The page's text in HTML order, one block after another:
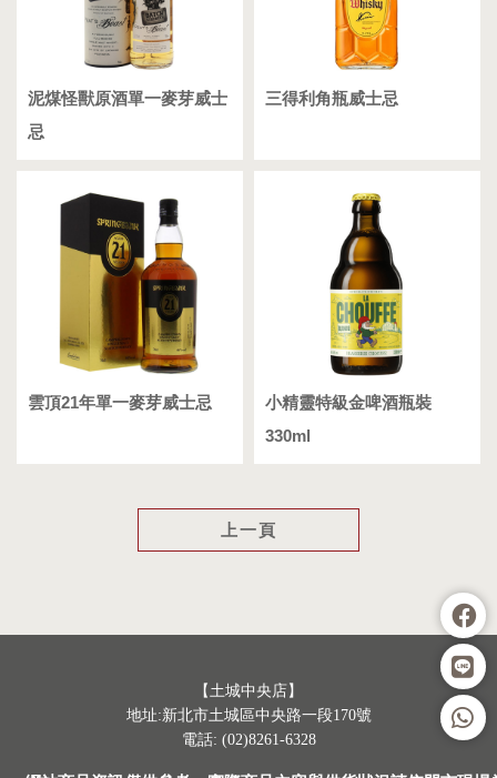
泥煤怪獸原酒單一麥芽威士
忌
三得利角瓶威士忌
雲頂21年單一麥芽威士忌
小精靈特級金啤酒瓶裝
330ml
上一頁
【土城中央店】
地址:新北市土城區中央路一段170號
電話: (02)8261-6328